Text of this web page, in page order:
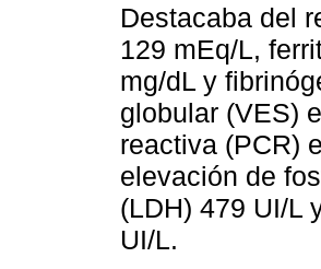
Destacaba del
129 mEq/L,
mg/dL y
globular (VES)
reactiva (PCR)
elevación de
(LDH) 479 UI/L
UI/L.